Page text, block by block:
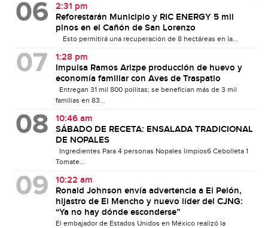
2:31 pm
Reforestarán Municipio y RIC ENERGY 5 mil
pinos en el Cañón de San Lorenzo
Esto permitirá una recuperación de 8 hectáreas en la...
1:28 pm
Impulsa Ramos Arizpe producción de huevo y
economía familiar con Aves de Traspatio
Entregan 31 mil 800 pollitas; se benefician más de 3 mil
familias en 83...
10:46 am
SÁBADO DE RECETA: ENSALADA TRADICIONAL
DE NOPALES
Ingredientes Para 4 personas Nopales limpios6 Cebolleta 1
Tomate...
10:22 am
Ronald Johnson envía advertencia a El Pelón,
hijastro de El Mencho y nuevo líder del CJNG:
“Ya no hay dónde esconderse”
El embajador de Estados Unidos en México realizó la